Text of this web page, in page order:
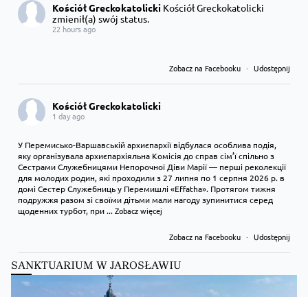
Kościół Greckokatolicki Kościół Greckokatolicki
zmienił(a) swój status.
22 hours ago
Zobacz na Facebooku · Udostępnij
Kościół Greckokatolicki
1 day ago
У Перемисько-Варшавській архиєпархії відбулася особлива подія,
яку організувала архиєпархіяльна Комісія до справ сім’ї спільно з
Сестрами Служебницями Непорочної Діви Марії — перші реколекції
для молодих родин, які проходили з 27 липня по 1 серпня 2026 р. в
домі Сестер Служебниць у Перемишлі «Effatha». Протягом тижня
подружжя разом зі своїми дітьми мали нагоду зупинитися серед
щоденних турбот, при...Zobacz więcej
Zobacz na Facebooku · Udostępnij
Kościół Greckokatolicki
1 day ago
SANKTUARIUM W JAROSŁAWIU